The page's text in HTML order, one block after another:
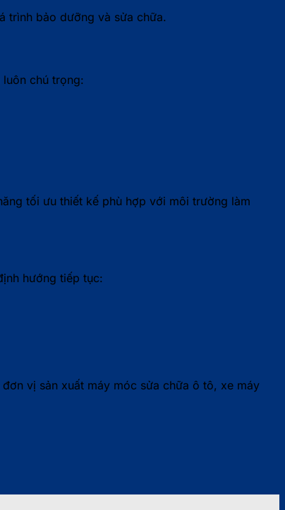
trình bảo dưỡng và sửa chữa.
chú trọng:
tối ưu thiết kế phù hợp với môi trường làm
hướng tiếp tục:
vị sản xuất máy móc sửa chữa ô tô, xe máy